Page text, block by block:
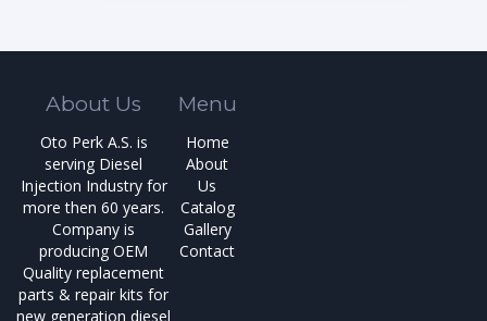
About Us
Oto Perk A.S. is
serving Diesel
Injection Industry for
more then 60 years.
Company is
producing OEM
Quality replacement
parts & repair kits for
new generation diesel
Menu
Home
About
Us
Catalog
Gallery
Contact